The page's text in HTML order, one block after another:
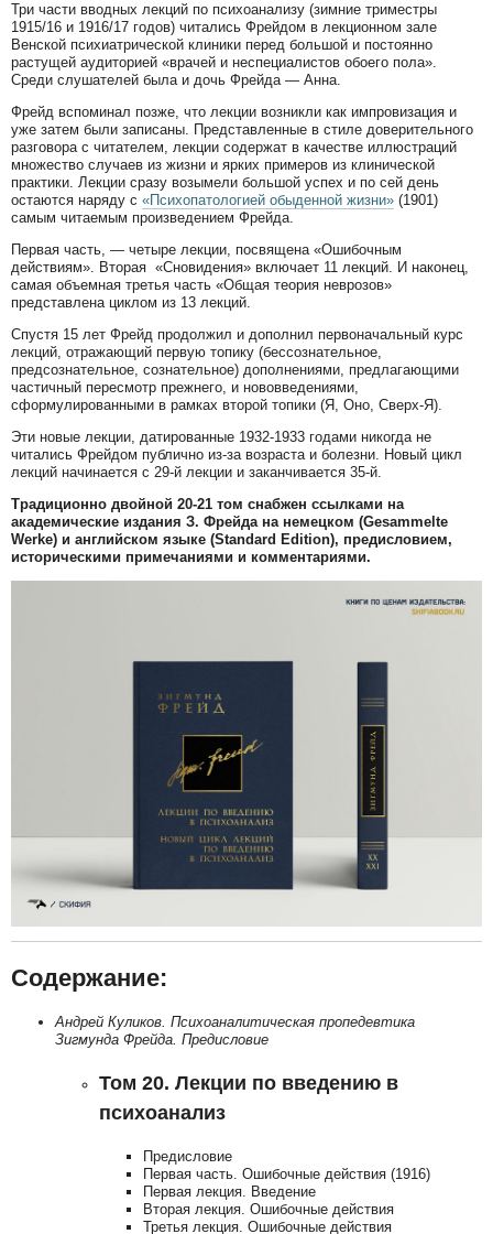
Три части вводных лекций по психоанализу (зимние триместры
1915/16 и 1916/17 годов) читались Фрейдом в лекционном зале
Венской психиатрической клиники перед большой и постоянно
растущей аудиторией «врачей и неспециалистов обоего пола».
Среди слушателей была и дочь Фрейда — Анна.
Фрейд вспоминал позже, что лекции возникли как импровизация и
уже затем были записаны. Представленные в стиле доверительного
разговора с читателем, лекции содержат в качестве иллюстраций
множество случаев из жизни и ярких примеров из клинической
практики. Лекции сразу возымели большой успех и по сей день
остаются наряду с «Психопатологией обыденной жизни» (1901)
самым читаемым произведением Фрейда.
Первая часть, — четыре лекции, посвящена «Ошибочным
действиям». Вторая «Сновидения» включает 11 лекций. И наконец,
самая объемная третья часть «Общая теория неврозов»
представлена циклом из 13 лекций.
Спустя 15 лет Фрейд продолжил и дополнил первоначальный курс
лекций, отражающий первую топику (бессознательное,
предсознательное, сознательное) дополнениями, предлагающими
частичный пересмотр прежнего, и нововведениями,
сформулированными в рамках второй топики (Я, Оно, Сверх-Я).
Эти новые лекции, датированные 1932-1933 годами никогда не
читались Фрейдом публично из-за возраста и болезни. Новый цикл
лекций начинается с 29-й лекции и заканчивается 35-й.
Традиционно двойной 20-21 том снабжен ссылками на
академические издания З. Фрейда на немецком (Gesammelte
Werke) и английском языке (Standard Edition), предисловием,
историческими примечаниями и комментариями.
Содержание:
Андрей Куликов. Психоаналитическая пропедевтика
Зигмунда Фрейда. Предисловие
Том 20. Лекции по введению в
психоанализ
Предисловие
Первая часть. Ошибочные действия (1916)
Первая лекция. Введение
Вторая лекция. Ошибочные действия
Третья лекция. Ошибочные действия